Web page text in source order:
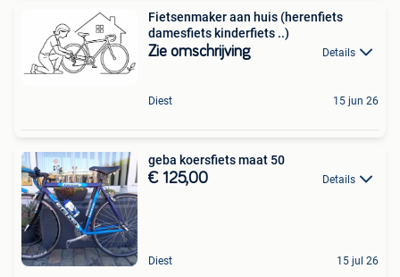
Fietsenmaker aan huis (herenfiets
damesfiets kinderfiets ..)
Zie omschrijving Details
Diest 15 jun 26
geba koersfiets maat 50
€ 125,00 Details
Diest 15 jul 26